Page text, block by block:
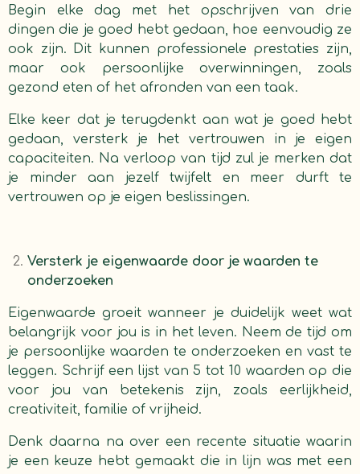
Begin elke dag met het opschrijven van drie
dingen die je goed hebt gedaan, hoe eenvoudig ze
ook zijn. Dit kunnen professionele prestaties zijn,
maar ook persoonlijke overwinningen, zoals
gezond eten of het afronden van een taak.
Elke keer dat je terugdenkt aan wat je goed hebt
gedaan, versterk je het vertrouwen in je eigen
capaciteiten. Na verloop van tijd zul je merken dat
je minder aan jezelf twijfelt en meer durft te
vertrouwen op je eigen beslissingen.
Versterk je eigenwaarde door je waarden te
onderzoeken
Eigenwaarde groeit wanneer je duidelijk weet wat
belangrijk voor jou is in het leven. Neem de tijd om
je persoonlijke waarden te onderzoeken en vast te
leggen. Schrijf een lijst van 5 tot 10 waarden op die
voor jou van betekenis zijn, zoals eerlijkheid,
creativiteit, familie of vrijheid.
Denk daarna na over een recente situatie waarin
je een keuze hebt gemaakt die in lijn was met een